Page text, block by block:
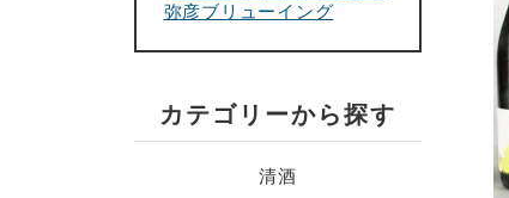
弥彦ブリューイング
カテゴリーから探す
清酒